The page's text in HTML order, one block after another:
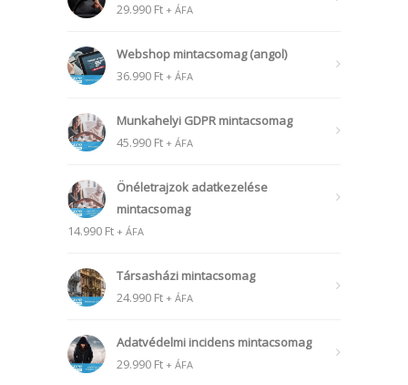
29.990 Ft + ÁFA
Webshop mintacsomag (angol)
36.990 Ft + ÁFA
Munkahelyi GDPR mintacsomag
45.990 Ft + ÁFA
Önéletrajzok adatkezelése
mintacsomag
14.990 Ft + ÁFA
Társasházi mintacsomag
24.990 Ft + ÁFA
Adatvédelmi incidens mintacsomag
29.990 Ft + ÁFA